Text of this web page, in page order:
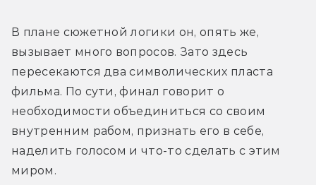
В плане сюжетной логики он, опять же,
вызывает много вопросов. Зато здесь
пересекаются два символических пласта
фильма. По сути, финал говорит о
необходимости объединиться со своим
внутренним рабом, признать его в себе,
наделить голосом и что-то сделать с этим
миром.